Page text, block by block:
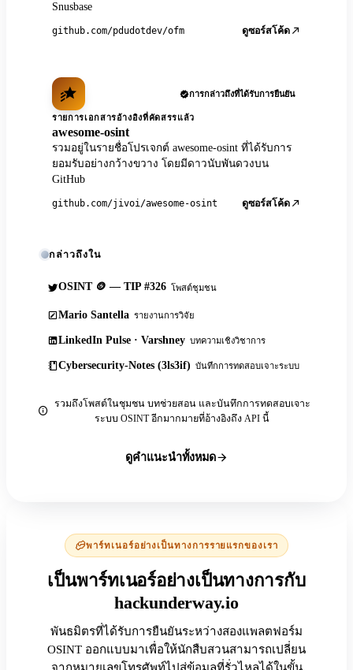
Snusbase
github.com/pdudotdev/ofm ดูซอร์สโค้ด
การกล่าวถึงที่ได้รับการยืนยัน
รายการเอกสารอ้างอิงที่คัดสรรแล้ว
awesome-osint
รวมอยู่ในรายชื่อโปรเจกต์ awesome-osint ที่ได้รับการ
ยอมรับอย่างกว้างขวาง โดยมีดาวนับพันดวงบน
GitHub
github.com/jivoi/awesome-osint ดูซอร์สโค้ด
กล่าวถึงใน
OSINT 🪙 — TIP #326 โพสต์ชุมชน
Mario Santella รายงานการวิจัย
LinkedIn Pulse · Varshney บทความเชิงวิชาการ
Cybersecurity-Notes (3ls3if) บันทึกการทดสอบเจาะระบบ
รวมถึงโพสต์ในชุมชน บทช่วยสอน และบันทึกการทดสอบเจาะ
ระบบ OSINT อีกมากมายที่อ้างอิงถึง API นี้
ดูคำแนะนำทั้งหมด
พาร์ทเนอร์อย่างเป็นทางการรายแรกของเรา
เป็นพาร์ทเนอร์อย่างเป็นทางการกับ
hackunderway.io
พันธมิตรที่ได้รับการยืนยันระหว่างสองแพลตฟอร์ม
OSINT ออกแบบมาเพื่อให้นักสืบสวนสามารถเปลี่ยน